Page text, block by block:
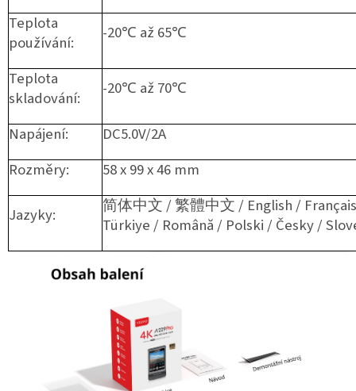
Teplota
používání:
-20℃ až 65℃
Teplota
skladování:
-20℃ až 70℃
Napájení:
DC5.0V/2A
Rozměry:
58 x 99 x 46 mm
Jazyky: 简体中文 / 繁體中文 / English /